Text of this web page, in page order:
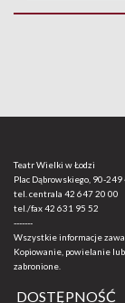
Teatr Wielki w Łodzi
Plac Dąbrowskiego, 90-249
tel. centrala 42 647 20 00
tel./fax42 631 95 52
-------
Wszystkie informacje
Kopiowanie, powielanie
zabronione.
DOSTĘPNOŚĆ